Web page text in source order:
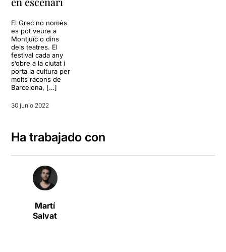
El Grec no només
es pot veure a
Montjuïc o dins
dels teatres. El
festival cada any
s’obre a la ciutat i
porta la cultura per
molts racons de
Barcelona, […]
30 junio 2022
Ha trabajado con
Martí
Salvat